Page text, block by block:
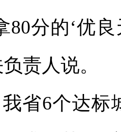
80分的‘优
责人说。
我省6个达